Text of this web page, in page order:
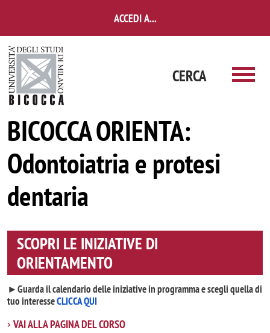
ACCEDI A...
CERCA
BICOCCA ORIENTA:
Odontoiatria e protesi
dentaria
SCOPRI LE INIZIATIVE DI
ORIENTAMENTO
►Guarda il calendario delle iniziative in programma e scegli quella di
tuo interesseCLICCA QUI
VAI ALLA PAGINA DEL CORSO